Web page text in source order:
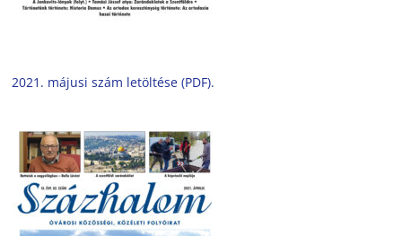
2021. májusi szám letöltése (PDF).